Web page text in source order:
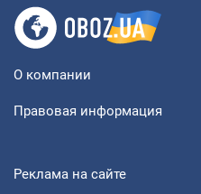
О компании
Правовая информация
Реклама на сайте